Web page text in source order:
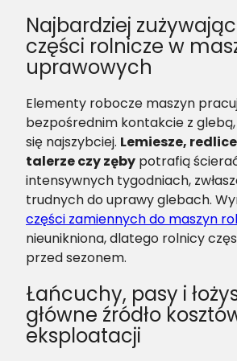
Najbardziej
części rolnicze w
uprawowych
Elementy robocze maszyn
bezpośrednim kontakcie z
się najszybciej. Lemiesze,
talerze czy zęby potrafią
intensywnych tygodniach,
trudnych do uprawy glebach.
części zamiennych do maszyn
nieunikniona, dlatego rolnicy
przed sezonem.
Łańcuchy, pasy i
główne źródło
eksploatacji